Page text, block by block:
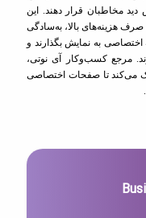
مخاطبان قرار دهند. این
هزینه‌های بالا، به‌سادگی
به نمایش بگذارند و
مرجع کسب‌وکار آی نوتی،
می‌کند تا صفحات اختصاصی